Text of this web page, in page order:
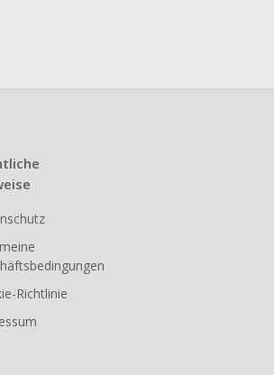
Richtlinie